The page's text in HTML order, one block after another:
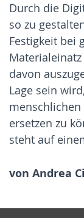
Durch die
so zu
Festigkeit bei
davon
Lage sein
ersetzen zu
steht auf
von Andrea